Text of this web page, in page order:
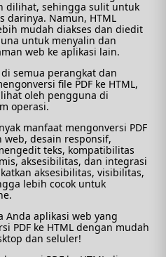
dilihat, sehingga sulit untuk
darinya. Namun, HTML
mudah diakses dan diedit
untuk menyalin dan
web ke aplikasi lain.
semua perangkat dan
file PDF ke HTML,
oleh pengguna di
operasi.
manfaat mengonversi PDF
web, desain responsif,
teks, kompatibilitas
aksesibilitas, dan integrasi
aksesibilitas, visibilitas,
lebih cocok untuk
Anda aplikasi web yang
PDF ke HTML dengan mudah
dan seluler!